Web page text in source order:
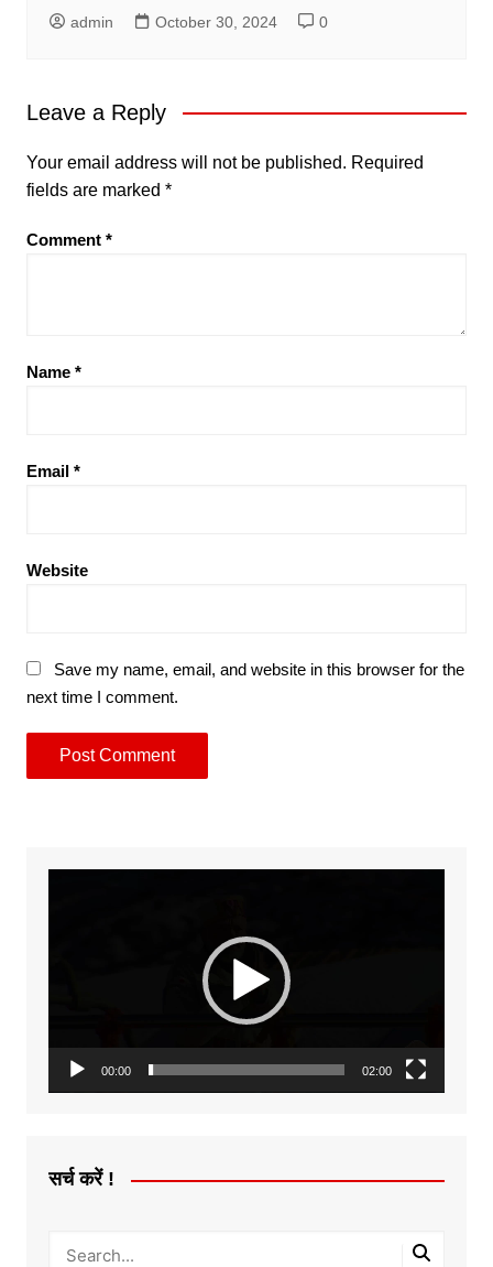
admin October 30, 2024 0
Leave a Reply
Your email address will not be published. Required
fields are marked *
Comment *
Name *
Email *
Website
Save my name, email, and website in this browser for the
next time I comment.
00:00 02:00
सर्च करें !